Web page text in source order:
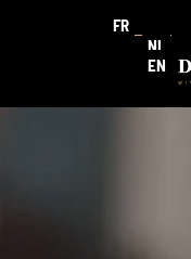
FR
NL
EN